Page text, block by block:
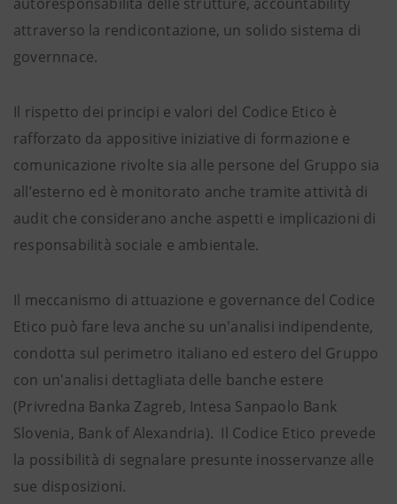
attraverso la rendicontazione, un solido sistema di
governnace.
Il rispetto dei principi e valori del Codice Etico è
rafforzato da appositive iniziative di formazione e
comunicazione rivolte sia alle persone del Gruppo sia
all’esterno ed è monitorato anche tramite attività di
audit che considerano anche aspetti e implicazioni di
responsabilità sociale e ambientale.
Il meccanismo di attuazione e governance del Codice
Etico può fare leva anche su un'analisi indipendente,
condotta sul perimetro italiano ed estero del Gruppo
con un'analisi dettagliata delle banche estere
(Privredna Banka Zagreb, Intesa Sanpaolo Bank
Slovenia, Bank of Alexandria). Il Codice Etico prevede
la possibilità di segnalare presunte inosservanze alle
sue disposizioni.